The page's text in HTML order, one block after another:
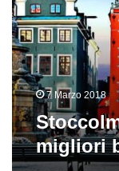
migliori
birrerie
7 Marzo 2018
migliori